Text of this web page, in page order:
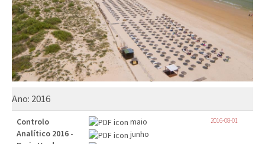
Ano: 2016
Controlo
Analítico 2016 -
maio
junho
2016-08-01